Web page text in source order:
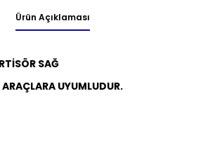
Ürün Açıklaması
SAĞ
UYUMLUDUR.